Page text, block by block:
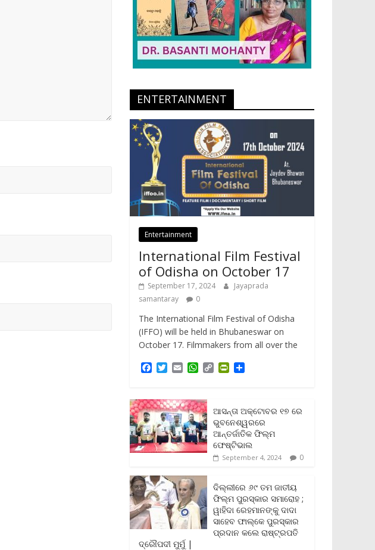
ENTERTAINMENT
Entertainment
International Film Festival
of Odisha on October 17
September 17, 2024
Jayaprada
samantaray
0
The International Film Festival of Odisha
(IFFO) will be held in Bhubaneswar on
October 17. Filmmakers from all over the
e
b
o
o
k
T
t
t
e
r
E
i
l
W
t
s
A
p
p
C
L
i
n
k
P
t
F
r
i
e
n
l
y
e
ଆସନ୍ତା ଅକ୍ଟୋବର ୧୭ ରେ
ଭୁବନେଶ୍ୱରରେ
ଆନ୍ତର୍ଜାତିକ ଫିଲ୍ମ
ଫେଷ୍ଟିଭାଲ
September 4, 2024 0
ଦିଲ୍ଲୀରେ ୬୯ ତମ ଜାତୀୟ
ଫିଲ୍ମ ପୁରସ୍କାର ସମାରୋହ ;
ୱାହିଦା ରେହମାନଙ୍କୁ ଦାଦା
ସାହେବ ଫାଲ୍‌କେ ପୁରସ୍କାର
ପ୍ରଦାନ କଲେ ରାଷ୍ଟ୍ରପତି
ଦ୍ରୌପଦୀ ମୁର୍ମୁ |